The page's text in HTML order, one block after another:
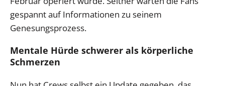
gespannt auf Informationen zu seinem
Genesungsprozess.
Mentale Hürde schwerer als körperliche
Schmerzen